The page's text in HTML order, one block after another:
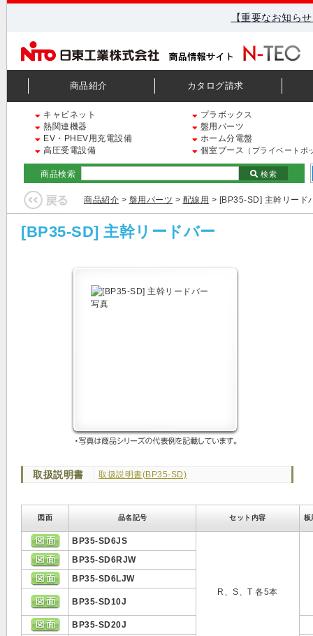
【重要なお知ら
商品紹介 カタログ請求
キャビネット
プラボックス
熱関連機器
盤用パーツ
EV・PHEV用充電設備
ホーム分電盤
高圧受電設備
個室ブース （プライベートボ
商品検索 検索
商品紹介 > 盤用パーツ > 配線用 > [BP35-SD] 主幹リード
[BP35-SD] 主幹リードバー
取扱説明書 取扱説明書(BP35-SD)
図面 品名記号 セット内容 板
BP35-SD6JS
R、S、T 各5本
BP35-SD6RJW
BP35-SD6LJW
BP35-SD10J
BP35-SD20J